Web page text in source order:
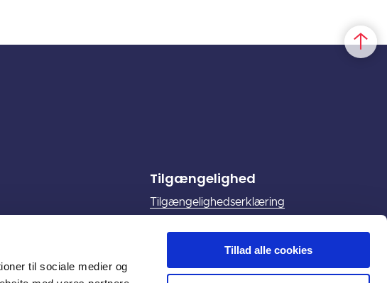
til sociale medier og
Tillad alle cookies
Tilgængelighed
Tilgængelighedserklæring
Du kan altid skrive til os
horsens.kommune@horsens.dk
du har brug for en tilgængelig version af